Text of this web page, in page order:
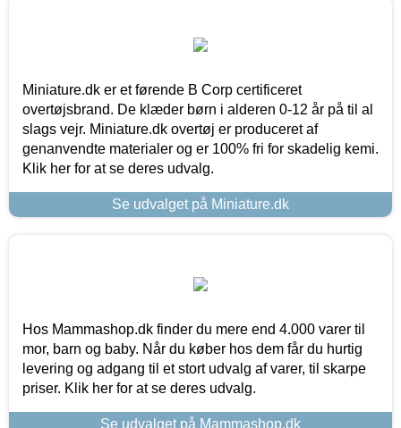
Miniature.dk er et førende B Corp certificeret
overtøjsbrand. De klæder børn i alderen 0-12 år på til al
slags vejr. Miniature.dk overtøj er produceret af
genanvendte materialer og er 100% fri for skadelig kemi.
Klik her for at se deres udvalg.
Se udvalget på Miniature.dk
Hos Mammashop.dk finder du mere end 4.000 varer til
mor, barn og baby. Når du køber hos dem får du hurtig
levering og adgang til et stort udvalg af varer, til skarpe
priser. Klik her for at se deres udvalg.
Se udvalget på Mammashop.dk